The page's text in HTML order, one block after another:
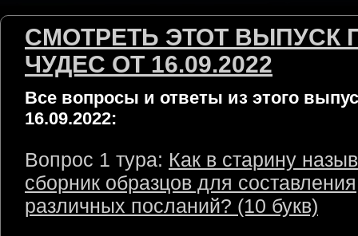
СМОТРЕТЬ ЭТОТ ВЫПУСК
ЧУДЕС ОТ 16.09.2022
Все вопросы и ответы из этого
16.09.2022:
Вопрос 1 тура: Как в старину
сборник образцов для составления
различных посланий? (10 букв)